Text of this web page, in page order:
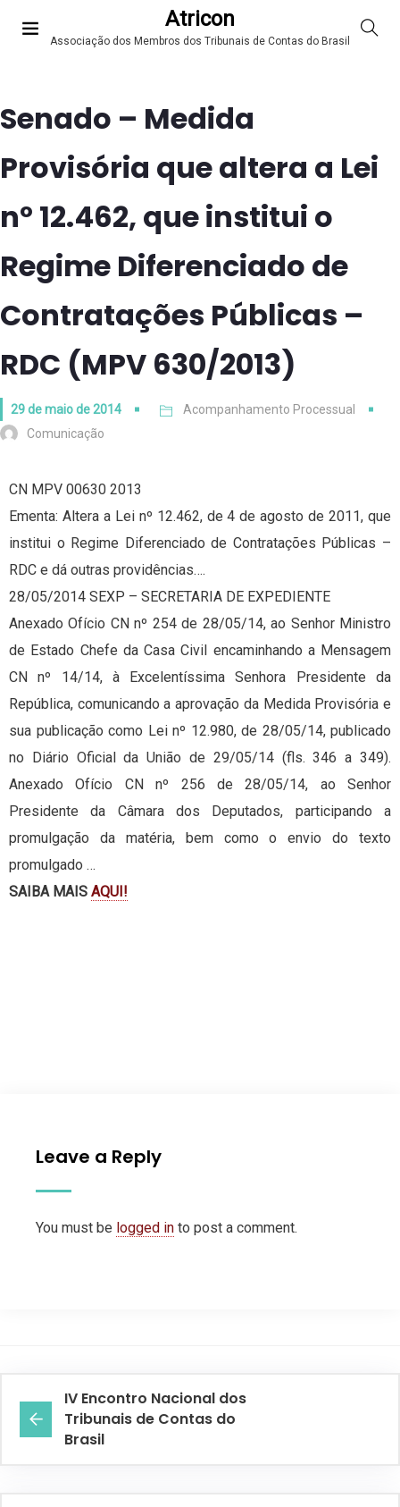
Atricon
Associação dos Membros dos Tribunais de Contas do Brasil
Senado – Medida
Provisória que altera a Lei
nº 12.462, que institui o
Regime Diferenciado de
Contratações Públicas –
RDC (MPV 630/2013)
29 de maio de 2014
Acompanhamento Processual
Comunicação
CN MPV 00630 2013
Ementa: Altera a Lei nº 12.462, de 4 de agosto de 2011, que
institui o Regime Diferenciado de Contratações Públicas –
RDC e dá outras providências….
28/05/2014 SEXP – SECRETARIA DE EXPEDIENTE
Anexado Ofício CN nº 254 de 28/05/14, ao Senhor Ministro
de Estado Chefe da Casa Civil encaminhando a Mensagem
CN nº 14/14, à Excelentíssima Senhora Presidente da
República, comunicando a aprovação da Medida Provisória e
sua publicação como Lei nº 12.980, de 28/05/14, publicado
no Diário Oficial da União de 29/05/14 (fls. 346 a 349).
Anexado Ofício CN nº 256 de 28/05/14, ao Senhor
Presidente da Câmara dos Deputados, participando a
promulgação da matéria, bem como o envio do texto
promulgado …
SAIBA MAIS AQUI!
Leave a Reply
You must be logged in to post a comment.
IV Encontro Nacional dos
Tribunais de Contas do
Brasil